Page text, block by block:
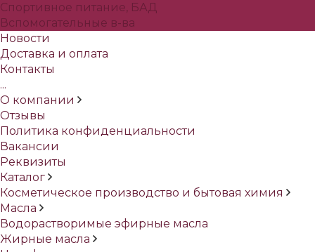
Спортивное питание, БАД
Вспомогательные в-ва
Новости
Доставка и оплата
Контакты
...
О компании
Отзывы
Политика конфиденциальности
Вакансии
Реквизиты
Каталог
Косметическое производство и бытовая химия
Масла
Водорастворимые эфирные масла
Жирные масла